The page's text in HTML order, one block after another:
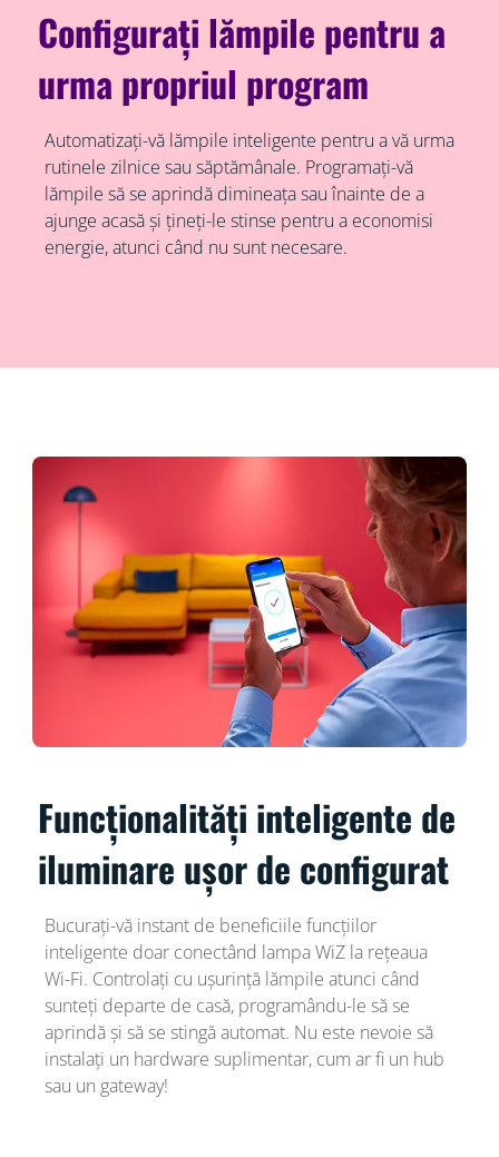
Configurați lămpile pentru a
urma propriul program
Automatizați-vă lămpile inteligente pentru a vă urma
rutinele zilnice sau săptămânale. Programați-vă
lămpile să se aprindă dimineața sau înainte de a
ajunge acasă și țineți-le stinse pentru a economisi
energie, atunci când nu sunt necesare.
Funcționalități inteligente de
iluminare ușor de configurat
Bucurați-vă instant de beneficiile funcțiilor
inteligente doar conectând lampa WiZ la rețeaua
Wi-Fi. Controlați cu ușurință lămpile atunci când
sunteți departe de casă, programându-le să se
aprindă și să se stingă automat. Nu este nevoie să
instalați un hardware suplimentar, cum ar fi un hub
sau un gateway!